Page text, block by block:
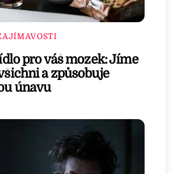
pro váš mozek: Jíme
a způsobuje
únavu